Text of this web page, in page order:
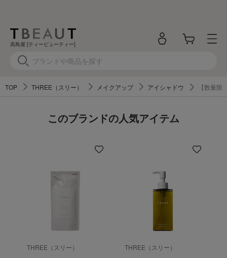
高島屋 [ティービューティー]
TOP THREE（スリー） メイクアップ アイシャドウ 【数量
このブランドの人気アイテム
THREE（スリー） THREE（スリー）